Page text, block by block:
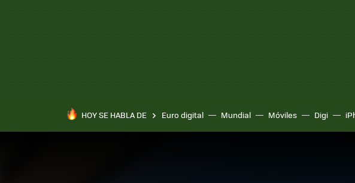
HOY SE HABLA DE Euro digital Mundial Móviles Digi